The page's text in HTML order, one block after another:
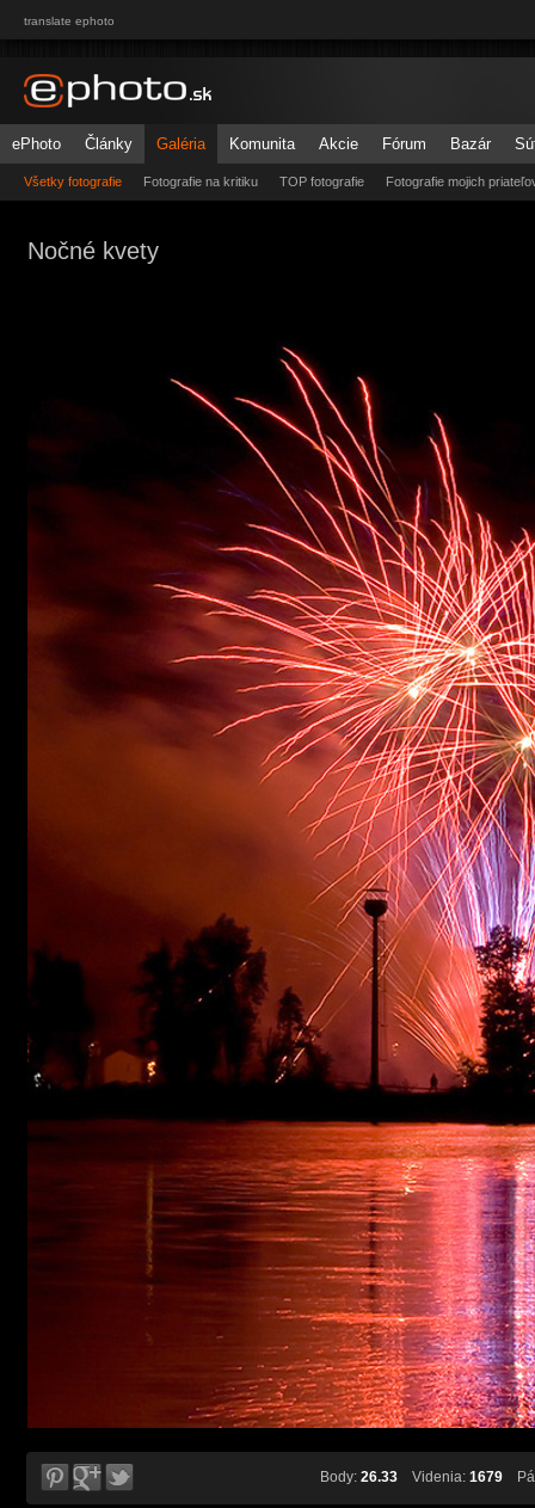
translate ephoto
ePhoto Články Galéria
Všetky fotografie Fotografie na kritiku TOP fotografie Fotografie mojich
Komunita Akcie Fórum Bazár
Nočné kvety
Body: 26.33 Videnia: 1679